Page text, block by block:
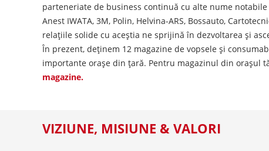
parteneriate de business continuă cu alte nume
Anest IWATA, 3M, Polin, Helvina-ARS, Bossauto,
relațiile solide cu aceștia ne sprijină în dezvoltarea și
În prezent, deținem 12 magazine de vopsele și
importante orașe din țară. Pentru magazinul din orașul
magazine.
VIZIUNE, MISIUNE & VALORI